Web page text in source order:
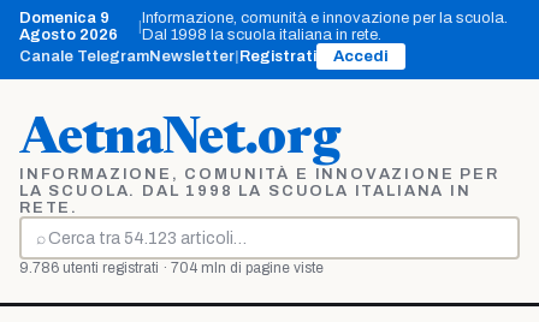
Vai
contenuto
Domenica 9
Agosto 2026
|Informazione, comunità e innovazione per la scuola.
Dal 1998 la scuola italiana in rete.
Canale TelegramNewsletter Registrati Accedi
AetnaNet.org
INFORMAZIONE, COMUNITÀ E INNOVAZIONE PER
LA SCUOLA. DAL 1998 LA SCUOLA ITALIANA IN
RETE.
⌕
Cerca
9.786 utenti registrati · 704 mln di pagine viste